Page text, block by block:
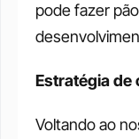
pode fazer
Estratégia de
Voltando ao